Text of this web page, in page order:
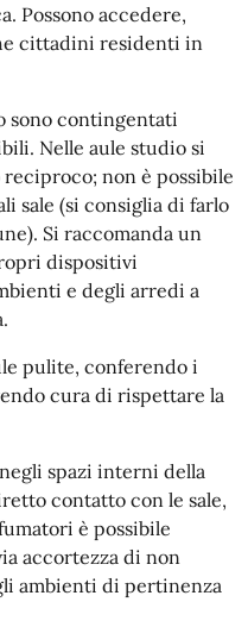
Possono accedere,
cittadini residenti in
sono contingentati
Nelle aule studio si
non è possibile
sale (si consiglia di farlo
Si raccomanda un
dispositivi
e degli arredi a
pulite, conferendo i
cura di rispettare la
spazi interni della
contatto con le sale,
è possibile
accortezza di non
ambienti di pertinenza